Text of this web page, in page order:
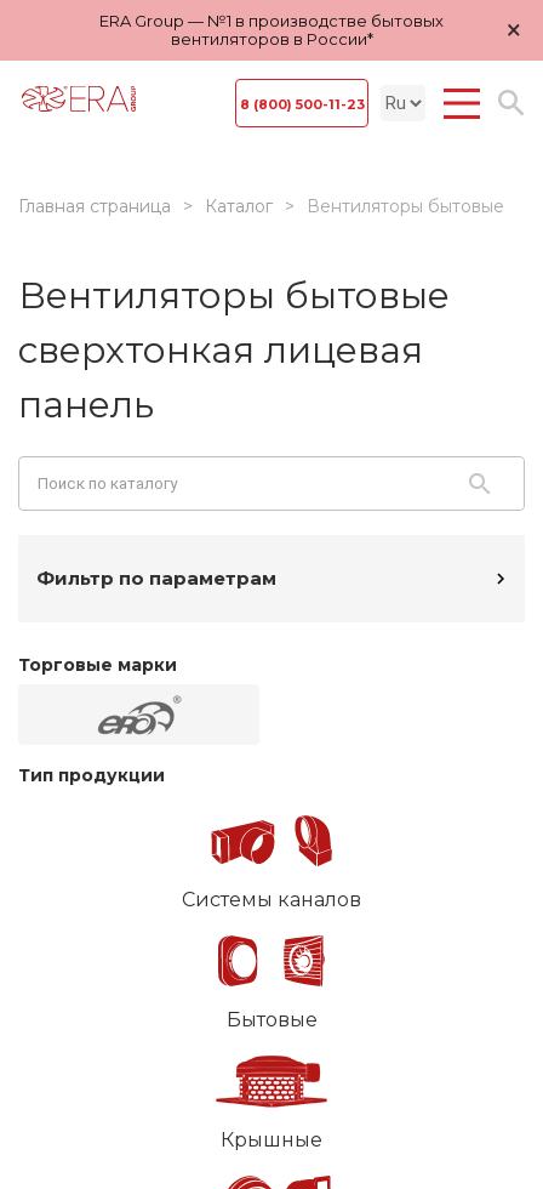
ERA Group — №1 в производстве бытовых
вентиляторов в России*
×
8 (800) 500-11-23
Главная страница Каталог Вентиляторы бытовые
Вентиляторы бытовые
сверхтонкая лицевая
панель
Фильтр по параметрам
Торговые марки
Тип продукции
Системы каналов
Бытовые
Крышные